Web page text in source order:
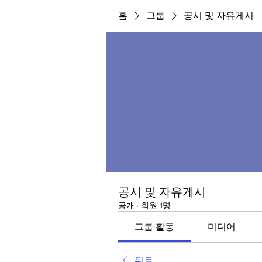
홈 그룹 공시 및 자유게시
공시 및 자유게시
공개 · 회원 1명
그룹 활동 미디어